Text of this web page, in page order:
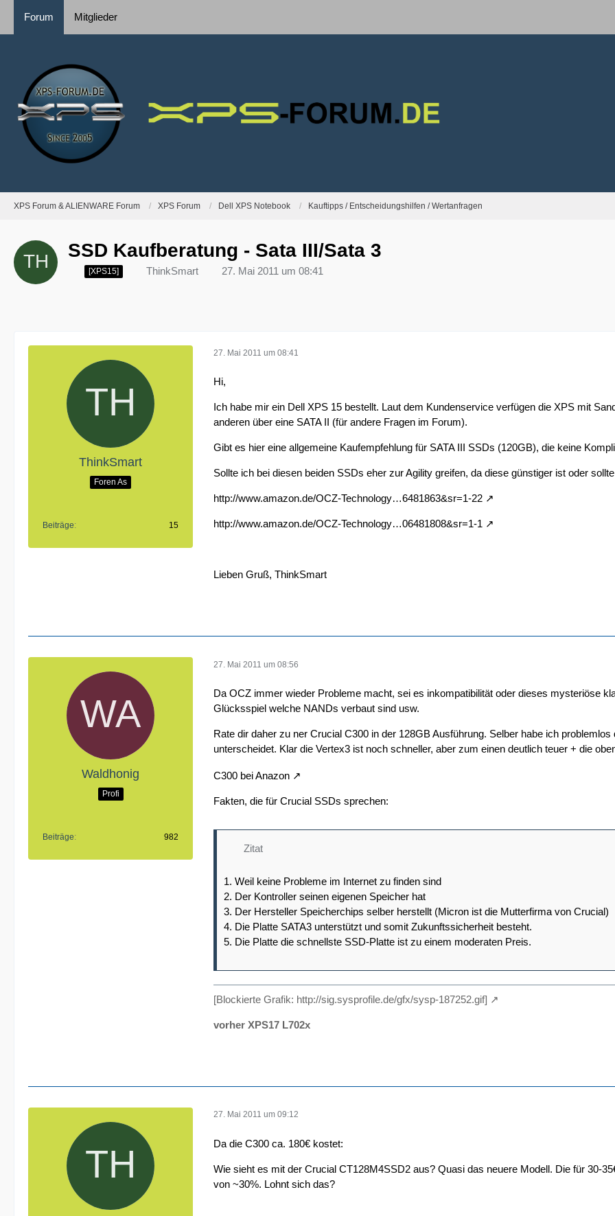
Forum Mitglieder
XPS Forum & ALIENWARE Forum XPS Forum Dell XPS Notebook Kauftipps / Entscheidungshilfen / Wertanfragen
SSD Kaufberatung - Sata III/Sata 3
[XPS15] ThinkSmart 27. Mai 2011 um 08:41
ThinkSmart
Foren As
Beiträge 15
27. Mai 2011 um 08:41
Hi,
Ich habe mir ein Dell XPS 15 bestellt. Laut dem Kundenservice verfügen die XPS mit
anderen über eine SATA II (für andere Fragen im Forum).
Gibt es hier eine allgemeine Kaufempfehlung für SATA III SSDs (120GB), die keine
Sollte ich bei diesen beiden SSDs eher zur Agility greifen, da diese günstiger ist oder
http://www.amazon.de/OCZ-Technology…6481863&sr=1-22
http://www.amazon.de/OCZ-Technology…06481808&sr=1-1
Lieben Gruß, ThinkSmart
Waldhonig
Profi
Beiträge 982
27. Mai 2011 um 08:56
Da OCZ immer wieder Probleme macht, sei es inkompatibilität oder dieses mysteriöse
Glücksspiel welche NANDs verbaut sind usw.
Rate dir daher zu ner Crucial C300 in der 128GB Ausführung. Selber habe ich
unterscheidet. Klar die Vertex3 ist noch schneller, aber zum einen deutlich teuer + die
C300 bei Anazon
Fakten, die für Crucial SSDs sprechen:
Zitat
1. Weil keine Probleme im Internet zu finden sind
2. Der Kontroller seinen eigenen Speicher hat
3. Der Hersteller Speicherchips selber herstellt (Micron ist die Mutterfirma von Crucial)
4. Die Platte SATA3 unterstützt und somit Zukunftssicherheit besteht.
5. Die Platte die schnellste SSD-Platte ist zu einem moderaten Preis.
[Blockierte Grafik: http://sig.sysprofile.de/gfx/sysp-187252.gif]
vorher XPS17 L702x
27. Mai 2011 um 09:12
Da die C300 ca. 180€ kostet:
Wie sieht es mit der Crucial CT128M4SSD2 aus? Quasi das neuere Modell. Die für 30-
von ~30%. Lohnt sich das?